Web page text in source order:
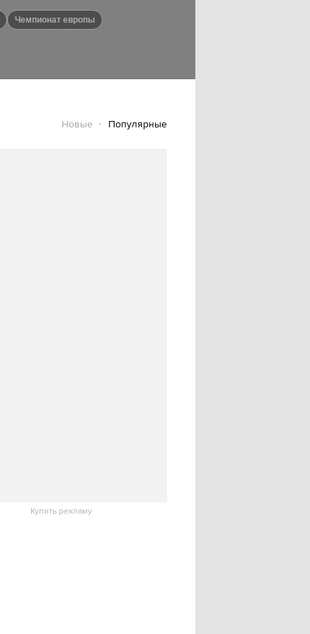
чемпионат европы
Новые Популярные
Купить рекламу